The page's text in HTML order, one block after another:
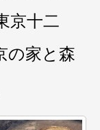
京十二
の家と森